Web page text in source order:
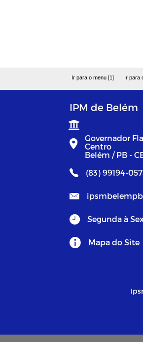
Ir para o menu [1] Ir para
IPM de Belém
Governador
Centro
Belém / PB -
(83) 99194-
Segunda à
Mapa do Site